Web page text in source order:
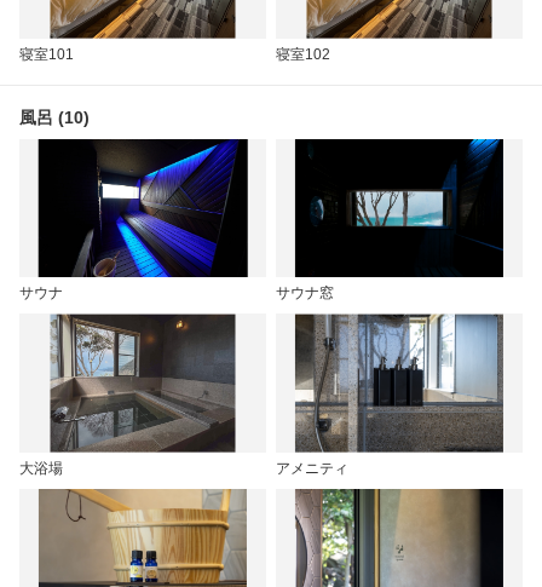
寝室101 寝室102
風呂 (10)
サウナ サウナ窓
大浴場 アメニティ